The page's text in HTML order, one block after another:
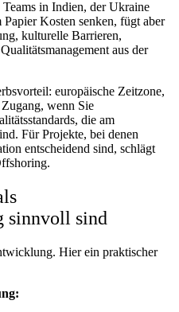
in Indien, der Ukraine
Kosten senken, fügt aber
kulturelle Barrieren,
aus der
europäische Zeitzone,
wenn Sie
die am
Für Projekte, bei denen
entscheidend sind, schlägt
sinnvoll sind
Hier ein praktischer